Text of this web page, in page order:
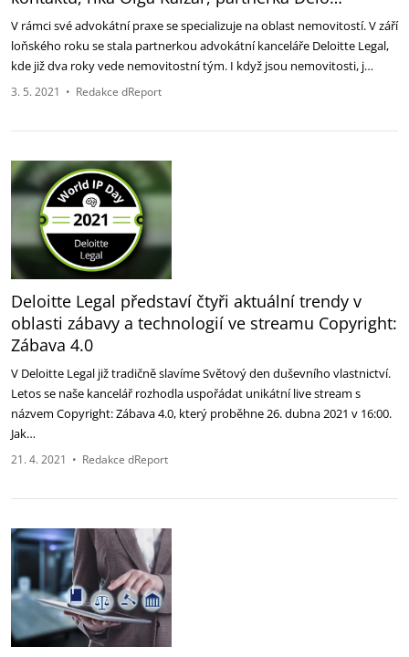
V rámci své advokátní praxe se specializuje na oblast nemovitostí. V září
loňského roku se stala partnerkou advokátní kanceláře Deloitte Legal,
kde již dva roky vede nemovitostní tým. I když jsou nemovitosti, j…
3. 5. 2021 • Redakce dReport
Deloitte Legal představí čtyři aktuální trendy v
oblasti zábavy a technologií ve streamu Copyright:
Zábava 4.0
V Deloitte Legal již tradičně slavíme Světový den duševního vlastnictví.
Letos se naše kancelář rozhodla uspořádat unikátní live stream s
názvem Copyright: Zábava 4.0, který proběhne 26. dubna 2021 v 16:00.
Jak…
21. 4. 2021 • Redakce dReport